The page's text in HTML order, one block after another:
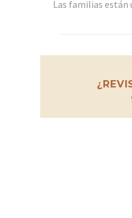
Las familias están